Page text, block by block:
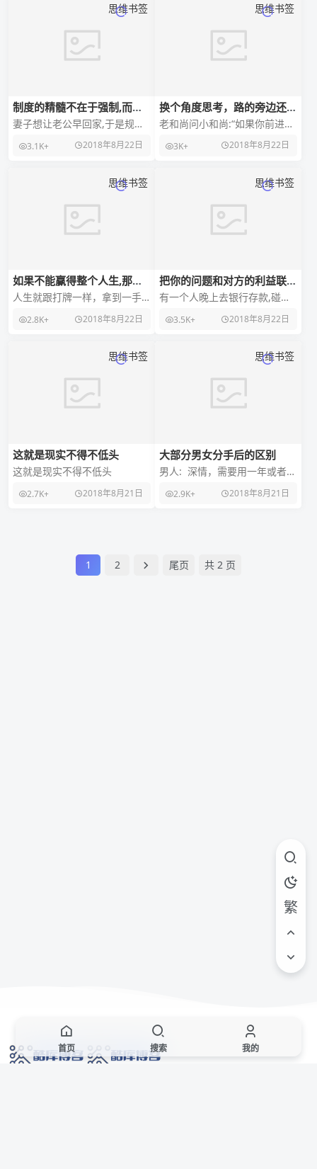
思维书签
制度的精髓不在于强制,而在
于对被执行者利益的拉动。
妻子想让老公早回家,于是规定:
奏效，第二周老公又晚归,老婆
3.1K+ 2018年8月22日
思维书签
换个角度思考，路的旁边还是
路。
老和尚问小和尚:“如果你前进一
怎么办?"小和尚毫不犹豫地说:
3K+ 2018年8月22日
思维书签
如果不能赢得整个人生,那么
少输就是赢。
人生就跟打牌一样，拿到一手
烂牌的人,也不一-定会输。人生
2.8K+ 2018年8月22日
思维书签
把你的问题和对方的利益联系
起来，才能引起他的重视。
有一个人晚上去银行存款,碰上
即打电话联系银行,被告知要等
3.5K+ 2018年8月22日
思维书签
这就是现实不得不低头
这就是现实不得不低头
2.7K+ 2018年8月21日
思维书签
大部分男女分手后的区别
男人: 深情，需要用一年或者更
记是个痛苦的过程，白天工
2.9K+ 2018年8月21日
1 2 尾页 共 2 页
繁
首页 搜索 我的